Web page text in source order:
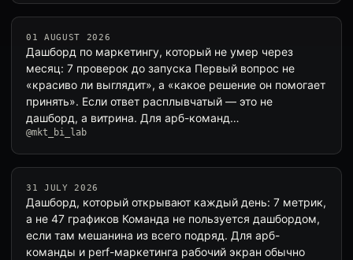
01 AUGUST 2026
Дашборд по маркетингу, который не умер через
месяц: 7 проверок до запуска Первый вопрос не
«красиво ли выглядит», а «какое решение он помогает
принять». Если ответ расплывчатый — это не
дашборд, а витрина. Для арб-команд…
@mkt_bi_lab
31 JULY 2026
Дашборд, который открывают каждый день: 7 метрик,
а не 47 графиков Команда не пользуется дашбордом,
если там мешанина из всего подряд. Для арб-
команды и perf-маркетинга рабочий экран обычно